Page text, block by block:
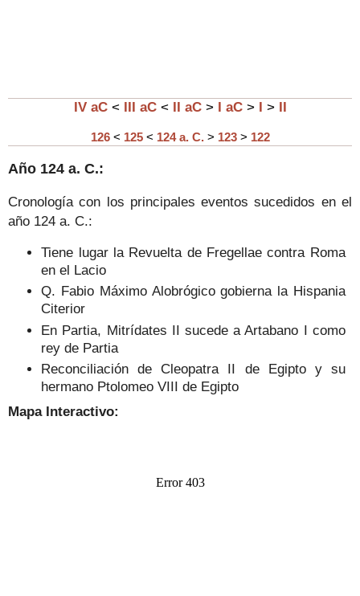
IV aC < III aC< II aC> I aC > I > II
126< 125< 124 a. C.> 123> 122
Año 124 a. C.:
Cronología con los principales eventos sucedidos en el
año 124 a. C.:
Tiene lugar la Revuelta de Fregellae contra Roma
en el Lacio
Q. Fabio Máximo Alobrógico gobierna la Hispania
Citerior
En Partia, Mitrídates II sucede a Artabano I como
rey de Partia
Reconciliación de Cleopatra II de Egipto y su
hermano Ptolomeo VIII de Egipto
Mapa Interactivo: